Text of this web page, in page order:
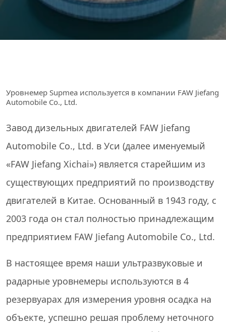
Уровнемер Supmea используется в компании FAW Jiefang
Automobile Co., Ltd.
Завод дизельных двигателей FAW Jiefang
Automobile Co., Ltd. в Уси (далее именуемый
«FAW Jiefang Xichai») является старейшим из
существующих предприятий по производству
двигателей в Китае. Основанный в 1943 году, с
2003 года он стал полностью принадлежащим
предприятием FAW Jiefang Automobile Co., Ltd.
В настоящее время наши ультразвуковые и
радарные уровнемеры используются в 4
резервуарах для измерения уровня осадка на
объекте, успешно решая проблему неточного